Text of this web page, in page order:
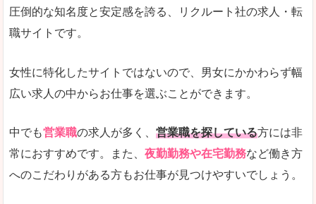
詳しい説明
女性でエンジニア職への転職をお考えの方は、こ
エンジニア職の求人においては、ほかにない専門
求人数が少ないので、逆に探しやすいといった一
圧倒的な知名度と安定感を誇る、リクルート社の求人・転
職サイトです。
女性に特化したサイトではないので、男女にかかわらず幅
広い求人の中からお仕事を選ぶことができます。
中でも営業職の求人が多く、 営業職を探している方には非
常におすすめです。また、 夜勤勤務や在宅勤務など働き方
へのこだわりがある方もお仕事が見つけやすいでしょう。